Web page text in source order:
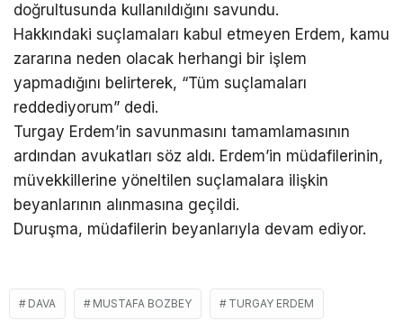
doğrultusunda kullanıldığını savundu.
Hakkındaki suçlamaları kabul etmeyen Erdem, kamu
zararına neden olacak herhangi bir işlem
yapmadığını belirterek, “Tüm suçlamaları
reddediyorum” dedi.
Turgay Erdem’in savunmasını tamamlamasının
ardından avukatları söz aldı. Erdem’in müdafilerinin,
müvekkillerine yöneltilen suçlamalara ilişkin
beyanlarının alınmasına geçildi.
Duruşma, müdafilerin beyanlarıyla devam ediyor.
DAVA MUSTAFA BOZBEY TURGAY ERDEM